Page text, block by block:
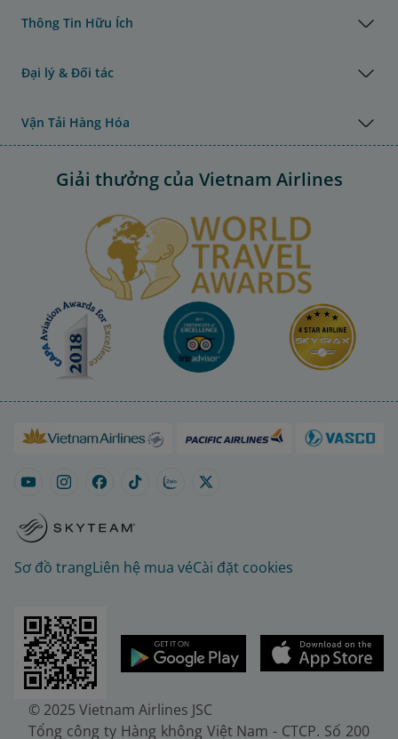
Thông Tin Hữu Ích
Đại lý & Đối tác
Vận Tải Hàng Hóa
Giải thưởng của Vietnam Airlines
Sơ đồ trangLiên hệ mua véCài đặt cookies
© 2025 Vietnam Airlines JSC
Tổng công ty Hàng không Việt Nam - CTCP. Số 200